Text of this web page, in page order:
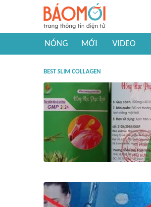
NÓNG MỚI VIDEO
BEST SLIM COLLAGEN